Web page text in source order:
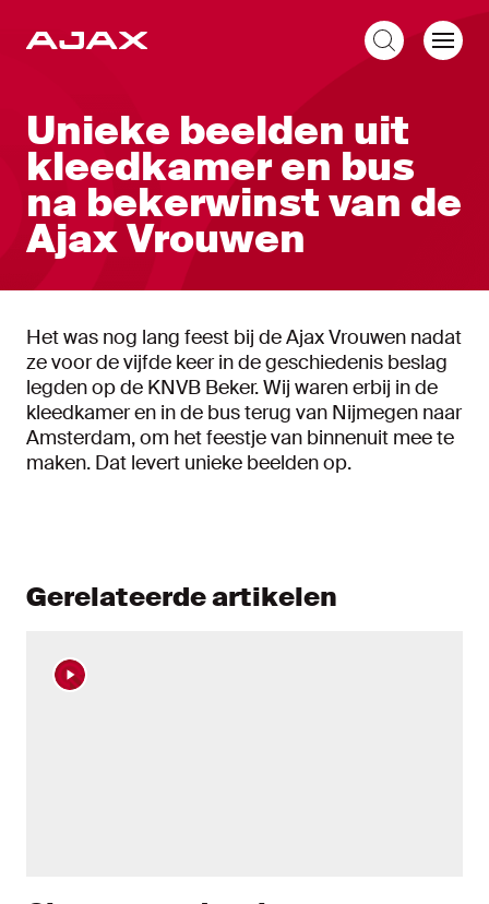
Unieke beelden uit
kleedkamer en bus
na bekerwinst van de
Ajax Vrouwen
Het was nog lang feest bij de Ajax Vrouwen nadat
ze voor de vijfde keer in de geschiedenis beslag
legden op de KNVB Beker. Wij waren erbij in de
kleedkamer en in de bus terug van Nijmegen naar
Amsterdam, om het feestje van binnenuit mee te
maken. Dat levert unieke beelden op.
Gerelateerde artikelen